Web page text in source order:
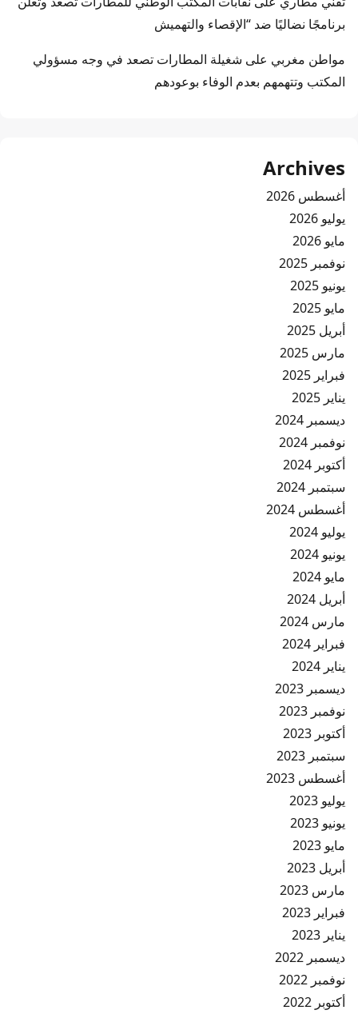
برنامجًا نضاليًا ضد “الإقصاء والتهميش
مواطن مغربي على شغيلة المطارات تصعد في وجه مسؤولي
المكتب وتتهمهم بعدم الوفاء بوعودهم
Archives
أغسطس 2026
يوليو 2026
مايو 2026
نوفمبر 2025
يونيو 2025
مايو 2025
أبريل 2025
مارس 2025
فبراير 2025
يناير 2025
ديسمبر 2024
نوفمبر 2024
أكتوبر 2024
سبتمبر 2024
أغسطس 2024
يوليو 2024
يونيو 2024
مايو 2024
أبريل 2024
مارس 2024
فبراير 2024
يناير 2024
ديسمبر 2023
نوفمبر 2023
أكتوبر 2023
سبتمبر 2023
أغسطس 2023
يوليو 2023
يونيو 2023
مايو 2023
أبريل 2023
مارس 2023
فبراير 2023
يناير 2023
ديسمبر 2022
نوفمبر 2022
أكتوبر 2022